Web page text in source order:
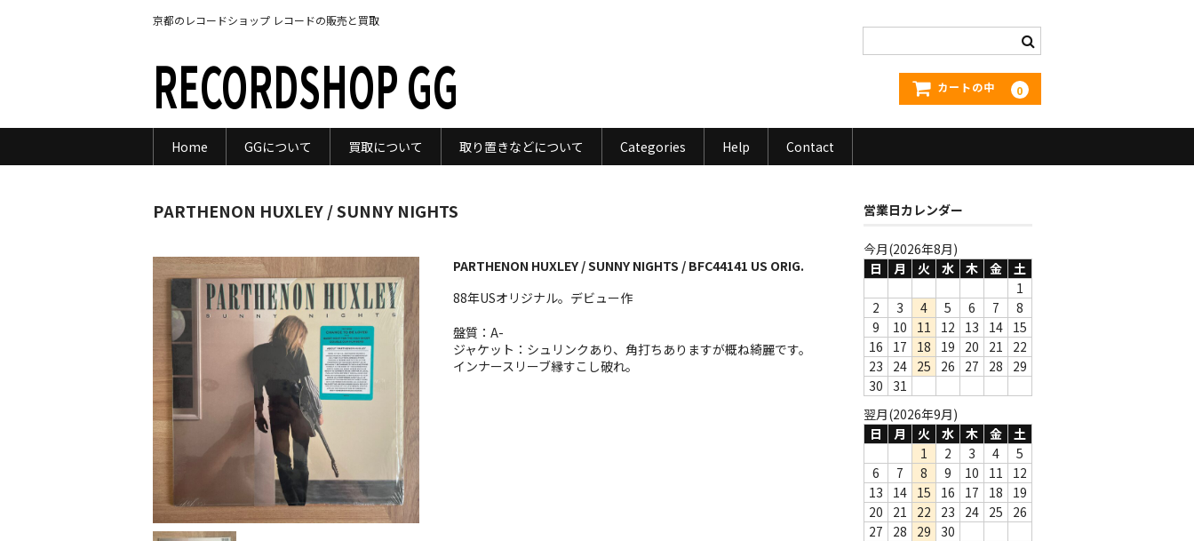
京都のレコードショップ レコードの販売と買取
RECORDSHOP GG カートの中 0
Home GGについて 買取について 取り置きなどについて Categories Help Contact
PARTHENON HUXLEY / SUNNY NIGHTS
PARTHENON HUXLEY / SUNNY NIGHTS / BFC44141 US ORIG.
88年USオリジナル。デビュー作
盤質：A-
ジャケット：シュリンクあり、角打ちありますが概ね綺麗です。
インナースリーブ縁すこし破れ。
営業日カレンダー
今月(2026年8月)
日
月 火 水 木 金
土
1
2
3 4 5 6 7
8
9
10 11 12 13 14 15
16
17 18 19 20 21
22
23
24 25 26 27 28
29
30
31
翌月(2026年9月)
日
月 火 水 木 金
土
1
2 3 4
5
6
7 8 9 10 11
12
13
14 15 16 17 18
19
20
21 22 23 24 25
26
27
28 29
30